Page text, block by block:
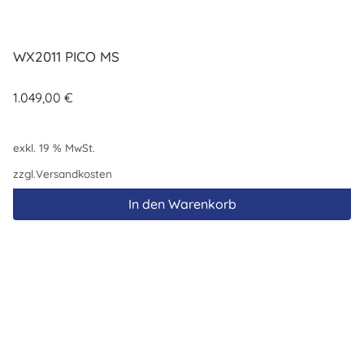
WX2011 PICO MS
1.049,00 €
exkl. 19 % MwSt.
zzgl.Versandkosten
In den Warenkorb